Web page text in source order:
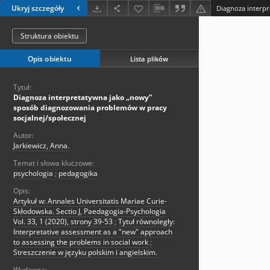
Ukryj szczegóły
Struktura obiektu
Opis obiektu Lista plików
Tytuł:
Diagnoza interpretatywna jako „nowy”
sposób diagnozowania problemów w pracy
socjalnej/społecznej
Autor:
Jarkiewicz, Anna.
Temat i słowa kluczowe:
psychologia ; pedagogika
Opis:
Artykuł w: Annales Universitatis Mariae Curie-
Skłodowska. Sectio J, Paedagogia-Psychologia
Vol. 33, 1 (2020), strony 39-53 ; Tytuł równoległy:
Interpretative assessment as a "new" approach
to assessing the problems in social work ;
Streszczenie w języku polskim i angielskim.